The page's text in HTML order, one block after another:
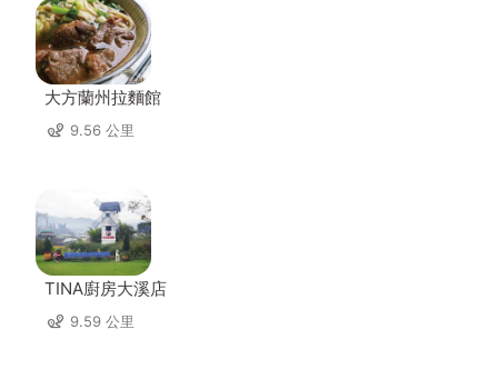
大方蘭州拉麵館
9.56 公里
TINA廚房大溪店
9.59 公里